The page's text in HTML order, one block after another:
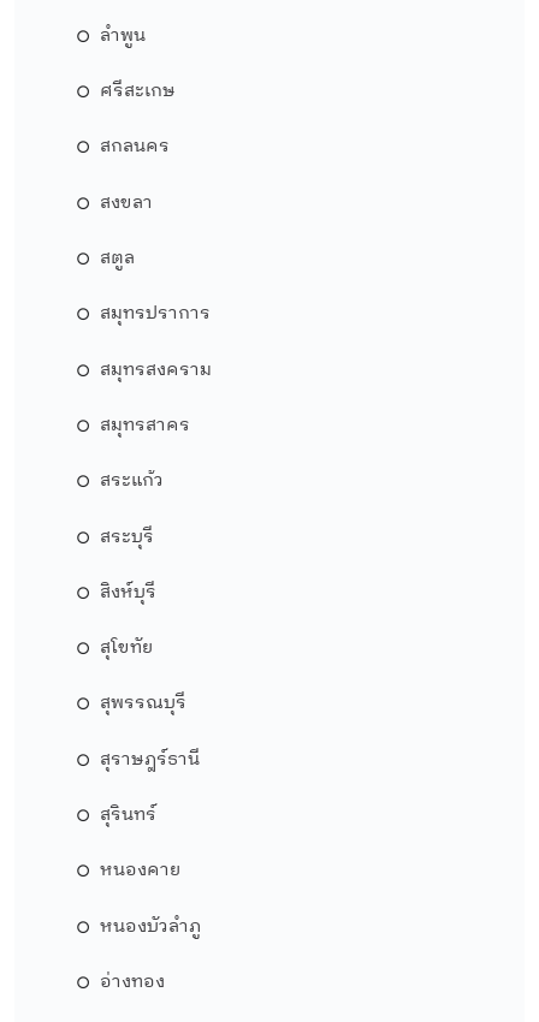
ลำพูน
ศรีสะเกษ
สกลนคร
สงขลา
สตูล
สมุทรปราการ
สมุทรสงคราม
สมุทรสาคร
สระแก้ว
สระบุรี
สิงห์บุรี
สุโขทัย
สุพรรณบุรี
สุราษฎร์ธานี
สุรินทร์
หนองคาย
หนองบัวลำภู
อ่างทอง